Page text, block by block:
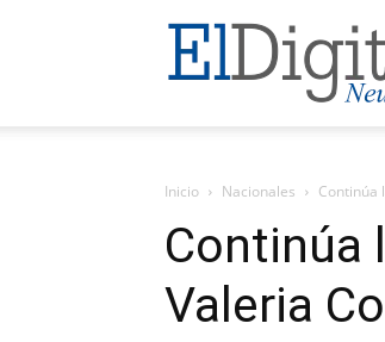
El
Digital
Neuquen
Inicio Nacionales Continúa
Continúa
Valeria